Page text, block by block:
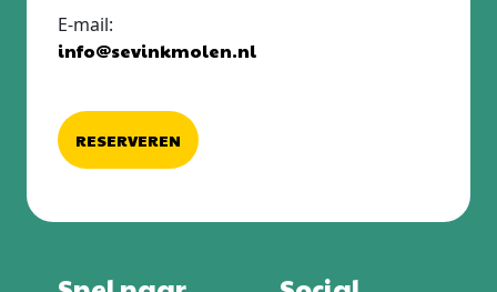
E-mail:
info@sevinkmolen.nl
RESERVEREN